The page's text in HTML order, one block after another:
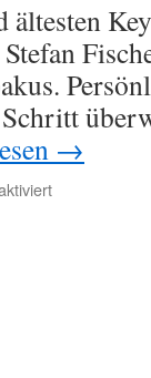
ältesten
→
für